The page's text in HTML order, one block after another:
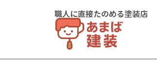
職人に直接たのめる塗装店